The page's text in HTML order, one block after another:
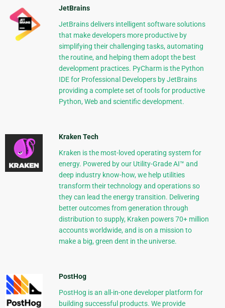
JetBrains
JetBrains delivers intelligent software solutions
that make developers more productive by
simplifying their challenging tasks, automating
the routine, and helping them adopt the best
development practices. PyCharm is the Python
IDE for Professional Developers by JetBrains
providing a complete set of tools for productive
Python, Web and scientific development.
Kraken Tech
Kraken is the most-loved operating system for
energy. Powered by our Utility-Grade AI™ and
deep industry know-how, we help utilities
transform their technology and operations so
they can lead the energy transition. Delivering
better outcomes from generation through
distribution to supply, Kraken powers 70+ million
accounts worldwide, and is on a mission to
make a big, green dent in the universe.
PostHog
PostHog is an all-in-one developer platform for
building successful products. We provide